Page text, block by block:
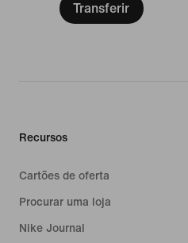
Transferir
Recursos
Cartões de oferta
Procurar uma loja
Nike Journal